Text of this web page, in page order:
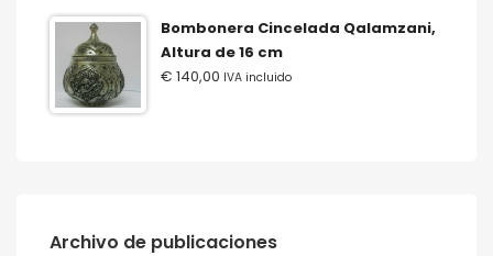
Bombonera Cincelada Qalamzani,
Altura de 16 cm
€ 140,00 IVA incluido
Archivo de publicaciones